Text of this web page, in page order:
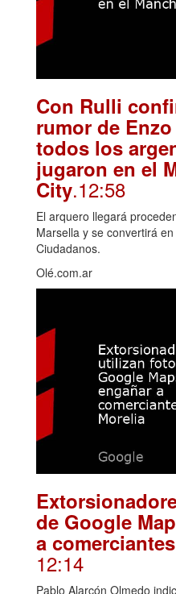
Con Rulli
rumor de
todos los
jugaron en el
City.12:58
El arquero llegará
Marsella y se convertirá
Ciudadanos.
Olé.com.ar
de Google
a
12:14
Pablo Alarcón Olmedo